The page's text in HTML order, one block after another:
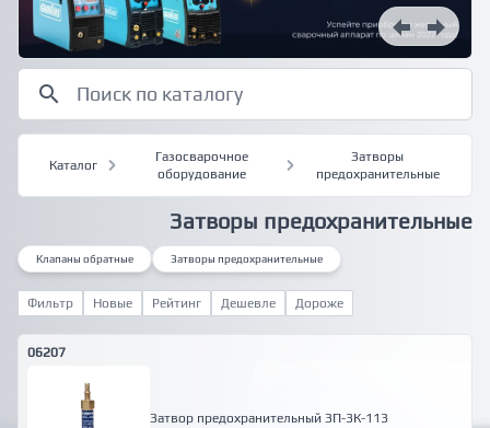
Каталог
Газосварочное
оборудование
Затворы
предохранительные
Затворы предохранительные
Клапаны обратные Затворы предохранительные
Фильтр Новые Рейтинг Дешевле Дороже
06207
Затвор предохранительный ЗП-3К-113